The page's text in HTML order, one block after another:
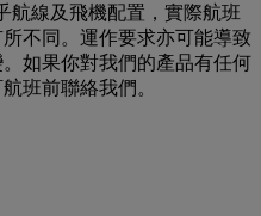
航線及飛機配置，實際航班
不同。運作要求亦可能導致
如果你對我們的產品有任何
班前聯絡我們。